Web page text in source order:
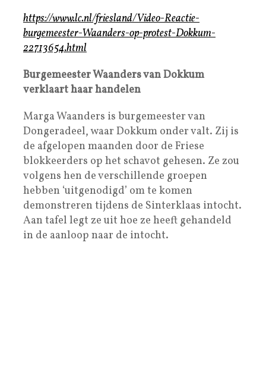
https://www.lc.nl/friesland/Video-Reactie-
burgemeester-Waanders-op-protest-Dokkum-
22713654.html
Burgemeester Waanders van Dokkum
verklaart haar handelen
Marga Waanders is burgemeester van
Dongeradeel, waar Dokkum onder valt. Zij is
de afgelopen maanden door de Friese
blokkeerders op het schavot gehesen. Ze zou
volgens hen de verschillende groepen
hebben ‘uitgenodigd’ om te komen
demonstreren tijdens de Sinterklaas intocht.
Aan tafel legt ze uit hoe ze heeft gehandeld
in de aanloop naar de intocht.